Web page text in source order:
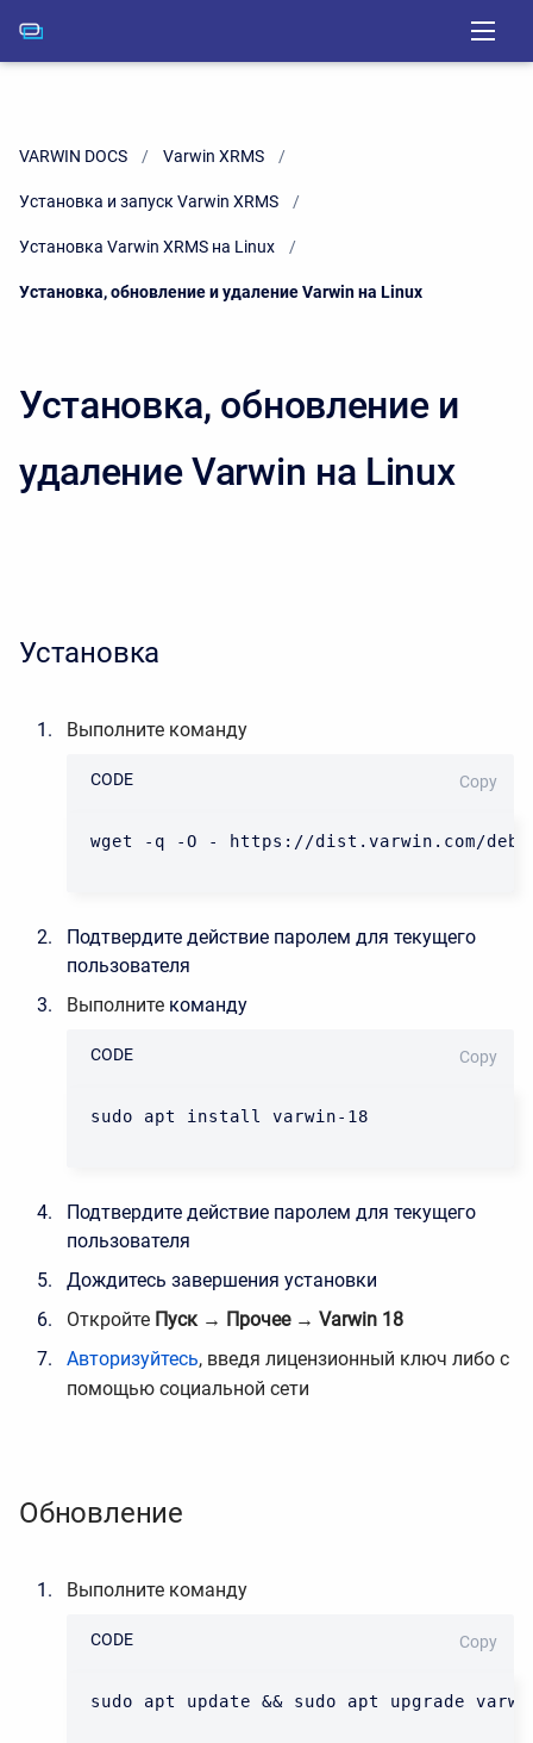
VARWIN DOCS Varwin XRMS
Установка и запуск Varwin XRMS
Установка Varwin XRMS на Linux
Current:
Установка, обновление и удаление Varwin на Linux
Установка, обновление и
удаление Varwin на Linux
Установка
Выполните команду
wget -q -O - https://dist.varwin.com/
Copy
CODE
Подтвердите действие паролем для текущего
пользователя
Выполните команду
sudo apt install varwin-18
Copy
CODE
Подтвердите действие паролем для текущего
пользователя
Дождитесь завершения установки
Откройте Пуск → Прочее → Varwin 18
Авторизуйтесь, введя лицензионный ключ либо с
помощью социальной сети
Обновление
Выполните команду
sudo apt update && sudo apt upgrade
Copy
CODE